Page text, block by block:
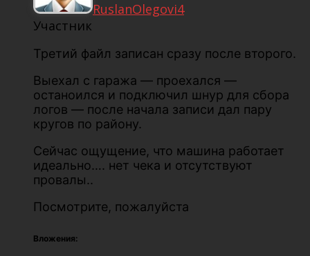
RuslanOlegovi4
Участник
Третий файл записан сразу после второго.
Выехал с гаража — проехался —
останоился и подключил шнур для сбора
логов — после начала записи дал пару
кругов по району.
Сейчас ощущение, что машина работает
идеально…. нет чека и отсутствуют
провалы..
Посмотрите, пожалуйста
Вложения: